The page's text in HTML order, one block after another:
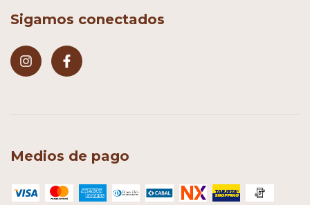
Sigamos conectados
Medios de pago